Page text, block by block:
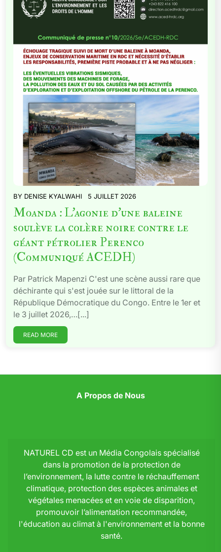
BY DENISE KYALWAHI 5 JUILLET 2026
Moanda : L’agonie d’une baleine
soulève la colère noire contre le
géant pétrolier Perenco
(Communiqué ACEDH)
Par Patrick Mapenzi C'est une scène aussi rare que
déchirante qui s'est jouée sur le littoral de la
République Démocratique du Congo. Entre le 1er et
le 3 juillet 2026,…[...]
READ MORE
A Propos de Nous
NATUREL CD est un Média Congolais spécialisé
dans la promotion de la protection de
l’environnement, la lutte contre le réchauffement
climatique, protection des espèces animales et
végétales menacées et en voie de disparition,
promouvoir l’alimentation recommandée,
l'éducation au climat à l'environnement et la bonne
santé.